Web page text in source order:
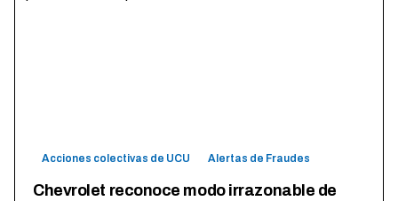
Acciones colectivas de UCU Alertas de Fraudes
Chevrolet reconoce modo irrazonable de